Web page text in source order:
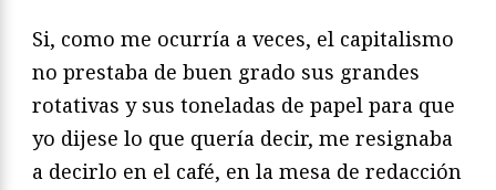
Si, como me ocurría a veces, el capitalismo
no prestaba de buen grado sus grandes
rotativas y sus toneladas de papel para que
yo dijese lo que quería decir, me resignaba
a decirlo en el café, en la mesa de redacción